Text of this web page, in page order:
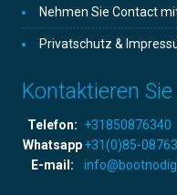
Nehmen Sie Contact
Privatschutz &
Kontaktieren
Telefon: +31850876340
Whatsapp+31(0)85-
E-mail: